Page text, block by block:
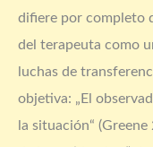
difiere por completo
del terapeuta como
luchas de
objetiva: „El
la situación“